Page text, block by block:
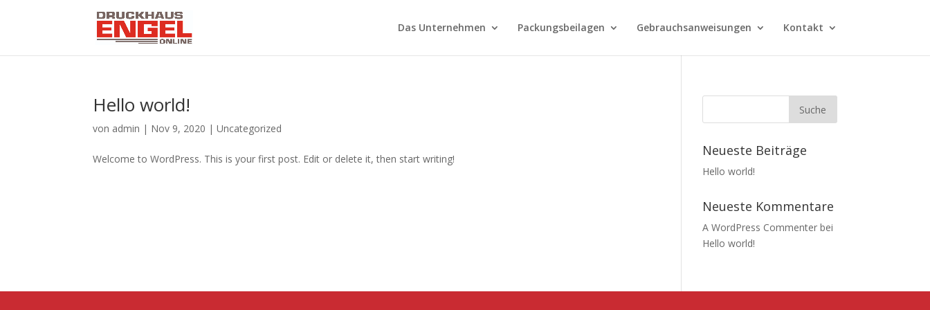
Das Unternehmen Packungsbeilagen Gebrauchsanweisungen Kontakt
Hello world!
von admin | Nov 9, 2020 |Uncategorized
Welcome to WordPress. This is your first post. Edit or delete it, then start writing!
Neueste Beiträge
Hello world!
Neueste Kommentare
A WordPress Commenter bei
Hello world!